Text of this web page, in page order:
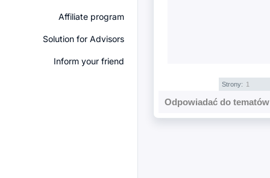
Affiliate program
Solution for Advisors
Inform your friend
Strony: 1
Odpowiadać do